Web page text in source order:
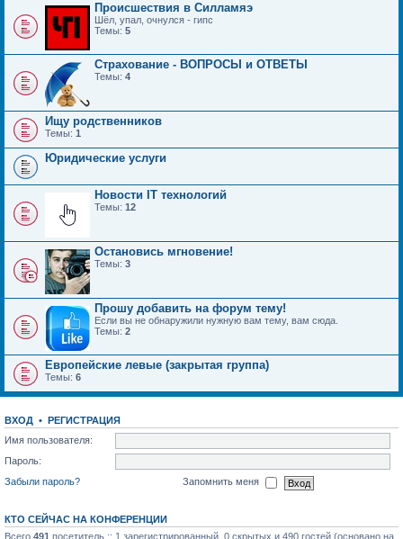
Происшествия в Силламяэ
Шёл, упал, очнулся - гипс
Темы: 5
Страхование - ВОПРОСЫ и ОТВЕТЫ
Темы: 4
Ищу родственников
Темы: 1
Юридические услуги
Новости IT технологий
Темы: 12
Остановись мгновение!
Темы: 3
Прошу добавить на форум тему!
Если вы не обнаружили нужную вам тему, вам сюда.
Темы: 2
Европейские левые (закрытая группа)
Темы: 6
ВХОД • РЕГИСТРАЦИЯ
Имя пользователя:
Пароль:
Забыли пароль?
Запомнить меня
КТО СЕЙЧАС НА КОНФЕРЕНЦИИ
Всего 491 посетитель :: 1 зарегистрированный, 0 скрытых и 490 гостей (основано на